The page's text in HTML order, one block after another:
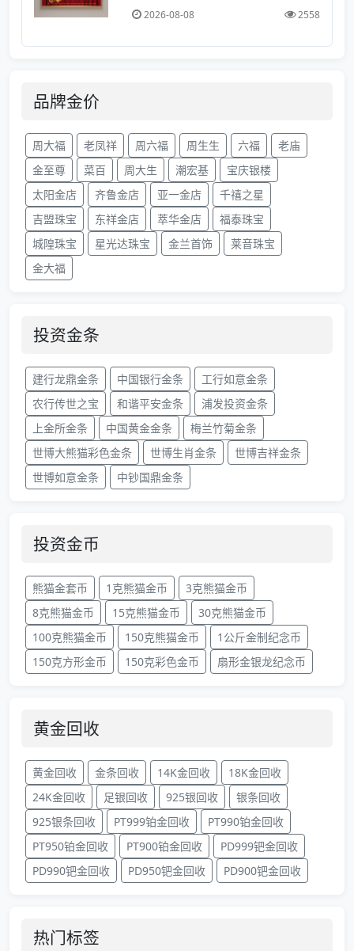
2026-08-08 2558
品牌金价
周大福 老凤祥 周六福 周生生 六福
老庙
金至尊
菜百 周大生 潮宏基
宝庆银楼
太阳金店
齐鲁金店 亚一金店
千禧之星
吉盟珠宝
东祥金店 萃华金店
福泰珠宝
城隍珠宝
星光达珠宝 金兰首饰
莱音珠宝
金大福
投资金条
建行龙鼎金条 中国银行金条
工行如意金条
农行传世之宝
和谐平安金条
浦发投资金条
上金所金条
中国黄金金条
梅兰竹菊金条
世博大熊猫彩色金条
世博生肖金条
世博吉祥金条
世博如意金条
中钞国鼎金条
投资金币
熊猫金套币 1克熊猫金币
3克熊猫金币
8克熊猫金币
15克熊猫金币
30克熊猫金币
100克熊猫金币
150克熊猫金币
1公斤金制纪念币
150克方形金币
150克彩色金币 扇形金银龙纪念币
黄金回收
黄金回收 金条回收 14K金回收
18K金回收
24K金回收
足银回收 925银回收
银条回收
925银条回收
PT999铂金回收
PT990铂金回收
PT950铂金回收
PT900铂金回收
PD999钯金回收
PD990钯金回收
PD950钯金回收 PD900钯金回收
热门标签